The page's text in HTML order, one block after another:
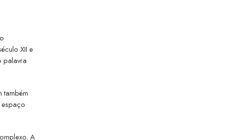
XII e
palavra
também
A